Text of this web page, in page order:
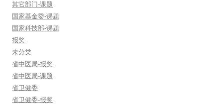
其它部门-课题
国家基金委-课题
国家科技部-课题
报奖
未分类
省中医局-报奖
省中医局-课题
省卫健委
省卫健委-报奖